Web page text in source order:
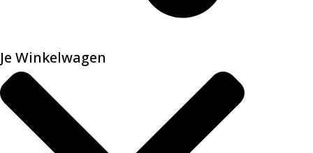
Je Winkelwagen